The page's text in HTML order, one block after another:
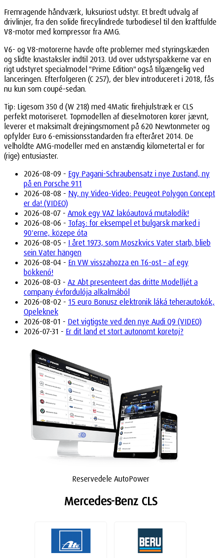
Fremragende håndværk, luksuriøst udstyr. Et bredt udvalg af
drivlinjer, fra den solide firecylindrede turbodiesel til den kraftfulde
V8-motor med kompressor fra AMG.
V6- og V8-motorerne havde ofte problemer med styringskæden
og slidte knastaksler indtil 2013. Ud over udstyrspakkerne var en
rigt udstyret specialmodel "Prime Edition" også tilgængelig ved
lanceringen. Efterfølgeren (C 257), der blev introduceret i 2018, fås
nu kun som coupé-sedan.
Tip: Ligesom 350 d (W 218) med 4Matic firehjulstræk er CLS
perfekt motoriseret. Topmodellen af dieselmotoren kører jævnt,
leverer et maksimalt drejningsmoment på 620 Newtonmeter og
opfylder Euro 6-emissionsstandarden fra efteråret 2014. De
velholdte AMG-modeller med en anstændig kilometertal er for
(rige) entusiaster.
2026-08-09 - Egy Pagani-Schraubensatz i nye Zustand, ny
på en Porsche 911
2026-08-08 - Ny, ny Video-Video: Peugeot Polygon Concept
er da! (VIDEO)
2026-08-07 - Amok egy VAZ lakóautová mutalodík!
2026-08-06 - Tofaş: for eksempel et bulgarsk marked i
90'erne, közepe óta
2026-08-05 - I året 1973, som Moszkvics Vater starb, blieb
sein Vater hängen
2026-08-04 - En VW visszahozza en T6-ost – af egy
bökkenő!
2026-08-03 - Az Abt presenteert das dritte Modelljét a
company évfordulója alkalmából
2026-08-02 - 15 euro Bonusz elektronik láká teherautokók,
Opeleknek
2026-08-01 - Det vigtigste ved den nye Audi Q9 (VIDEO)
2026-07-31 - Er dit land et stort autonomt køretøj?
Reservedele AutoPower
Mercedes-Benz CLS